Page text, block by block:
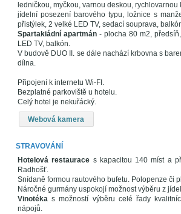
ledničkou, myčkou, varnou deskou,
jídelní posezení barového typu, ložnice s
přistýlek, 2 velké LED TV, sedací souprava,
Spartakiádní apartmán- plocha 80 m2,
LED TV, balkón.
V budově DUO II. se dále nachází krbovna s
dílna.
Připojení k internetu Wi-FI.
Bezplatné parkoviště u hotelu.
Celý hotel je nekuřácký.
Webová kamera
STRAVOVÁNÍ
Hotelová restaurace s kapacitou 140 míst a
Radhošť.
Snídaně formou rautového bufetu. Polopenze či
Náročné gurmány uspokojí možnost výběru z
Vinotéka s možností výběru celé řady
nápojů.